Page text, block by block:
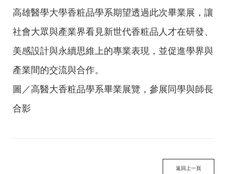
高雄醫學大學香粧品學系期望透過此次畢業展，讓
社會大眾與產業界看見新世代香粧品人才在研發、
美感設計與永續思維上的專業表現，並促進學界與
產業間的交流與合作。
圖／高醫大香粧品學系畢業展覽，參展同學與師長
合影
返回上一頁